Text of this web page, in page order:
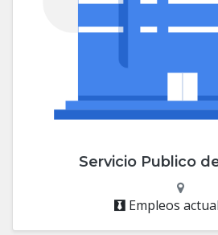
Servicio Publico
Empleos